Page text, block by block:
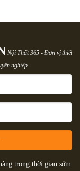
Nội Thất 365 - Đơn vị thiết
nghiệp.
trong thời gian sớm